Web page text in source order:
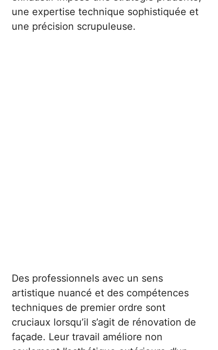
une expertise technique sophistiquée et
une précision scrupuleuse.
Des professionnels avec un sens
artistique nuancé et des compétences
techniques de premier ordre sont
cruciaux lorsqu’il s’agit de rénovation de
façade. Leur travail améliore non